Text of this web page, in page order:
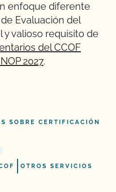
enfoque diferente
Evaluación del
valioso requisito de
del CCOF
2027.
SOBRE CERTIFICACIÓN
OTROS SERVICIOS